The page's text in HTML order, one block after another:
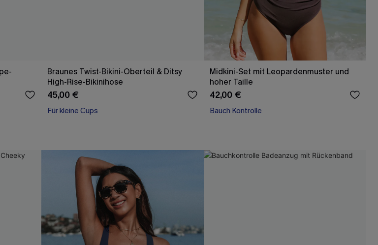
Braunes Twist-Bikini-Oberteil & Ditsy
High-Rise-Bikinihose
45,00 €
Für kleine Cups
Midkini-Set mit Leopardenmuster und
hoher Taille
42,00 €
Bauch Kontrolle